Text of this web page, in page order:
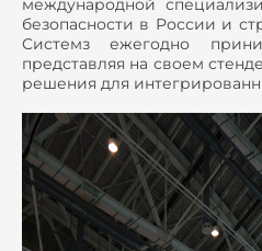
международной
безопасности в России и
Системз ежегодно
представляя на своем
решения для